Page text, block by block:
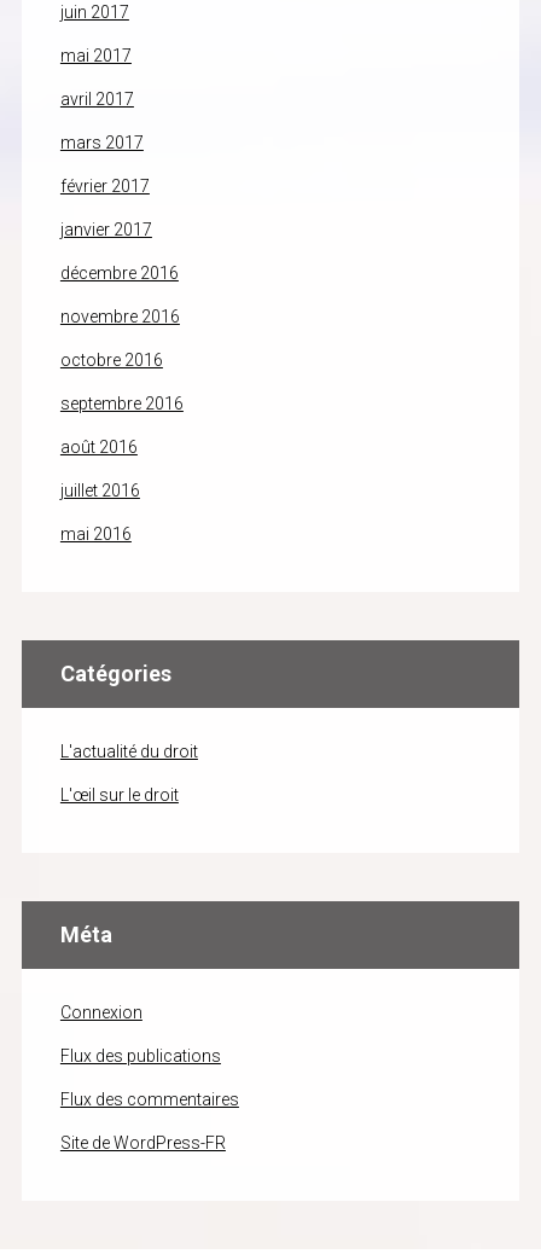
juin 2017
mai 2017
avril 2017
mars 2017
février 2017
janvier 2017
décembre 2016
novembre 2016
octobre 2016
septembre 2016
août 2016
juillet 2016
mai 2016
Catégories
L'actualité du droit
L'œil sur le droit
Méta
Connexion
Flux des publications
Flux des commentaires
Site de WordPress-FR